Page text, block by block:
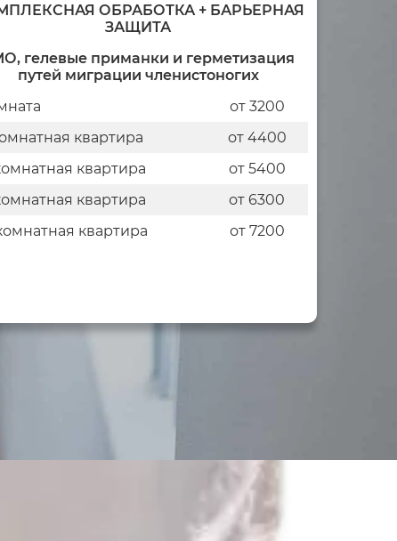
ОБРАБОТКА + БАРЬЕРНАЯ
ЗАЩИТА
гелевые приманки и герметизация
путей миграции членистоногих
от 3200
квартира
от 4400
квартира
от 5400
квартира
от 6300
квартира
от 7200